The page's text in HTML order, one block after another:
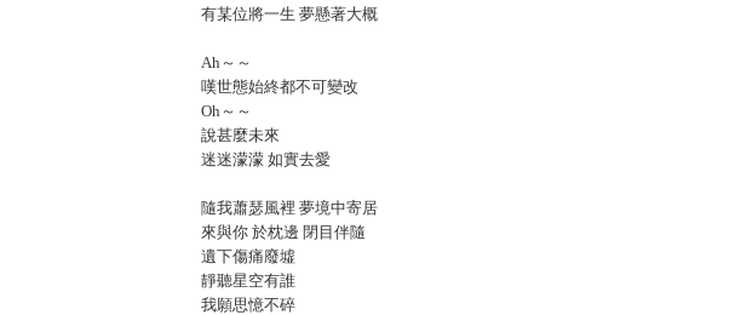
有某位將一生 夢懸著大概
Ah～～
嘆世態始終都不可變改
Oh～～
說甚麼未來
迷迷濛濛 如實去愛
隨我蕭瑟風裡 夢境中寄居
來與你 於枕邊 閉目伴隨
遺下傷痛廢墟
靜聽星空有誰
我願思憶不碎